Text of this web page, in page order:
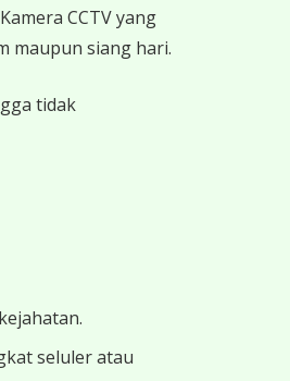
CCTV yang
maupun siang hari.
tidak
seluler atau